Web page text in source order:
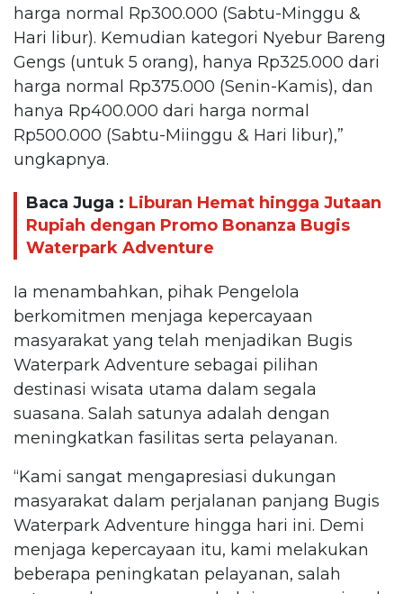
harga normal Rp300.000 (Sabtu-Minggu &
Hari libur). Kemudian kategori Nyebur Bareng
Gengs (untuk 5 orang), hanya Rp325.000 dari
harga normal Rp375.000 (Senin-Kamis), dan
hanya Rp400.000 dari harga normal
Rp500.000 (Sabtu-Miinggu & Hari libur),”
ungkapnya.
Baca Juga : Liburan Hemat hingga Jutaan
Rupiah dengan Promo Bonanza Bugis
Waterpark Adventure
Ia menambahkan, pihak Pengelola
berkomitmen menjaga kepercayaan
masyarakat yang telah menjadikan Bugis
Waterpark Adventure sebagai pilihan
destinasi wisata utama dalam segala
suasana. Salah satunya adalah dengan
meningkatkan fasilitas serta pelayanan.
“Kami sangat mengapresiasi dukungan
masyarakat dalam perjalanan panjang Bugis
Waterpark Adventure hingga hari ini. Demi
menjaga kepercayaan itu, kami melakukan
beberapa peningkatan pelayanan, salah